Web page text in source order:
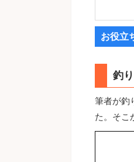
お役立
釣
筆者が釣
た。そこ